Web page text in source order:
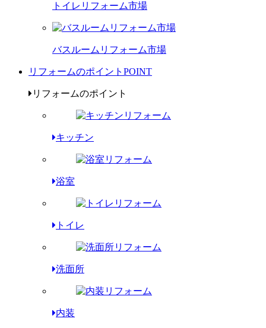
トイレリフォーム市場
バスルームリフォーム市場
リフォームのポイント POINT
リフォームのポイント
キッチン
浴室
トイレ
洗面所
内装